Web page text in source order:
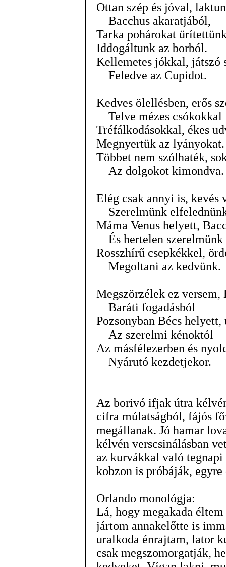
Ottan szép és jóval,
Bacchus akaratjából,
Tarka pohárokat
Iddogáltunk az borból.
Kellemetes jókkal, játszó
Feledve az Cupidot.
Kedves ölellésben, erős
Telve mézes csókokkal
Tréfálkodásokkal, ékes
Megnyertük az lyányokat.
Többet nem szólhaték,
Az dolgokot kimondva.
Elég csak annyi is, kevés
Szerelmünk
Máma Venus helyett,
És hertelen szerelmünk
Rosszhírű csepkékkel,
Megoltani az kedvünk.
Megszörzélek ez
Baráti fogadásból
Pozsonyban Bécs helyett,
Az szerelmi kénoktól
Az másfélezerben és
Nyárutó kezdetjekor.
Az borivó ifjak útra
cifra múlatságból, fájós
megállanak. Jó hamar
kélvén verscsinálásban
az kurvákkal való
kobzon is próbáják,
Orlando monológja:
Lá, hogy megakada
jártom annakelőtte is
uralkoda énrajtam, lator
csak megszomorgatják,